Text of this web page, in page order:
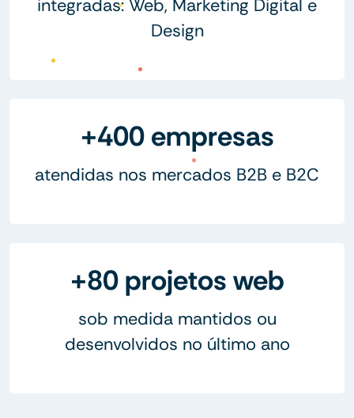
integradas: Web, Marketing Digital e
Design
+400 empresas
atendidas nos mercados B2B e B2C
+80 projetos web
sob medida mantidos ou
desenvolvidos no último ano